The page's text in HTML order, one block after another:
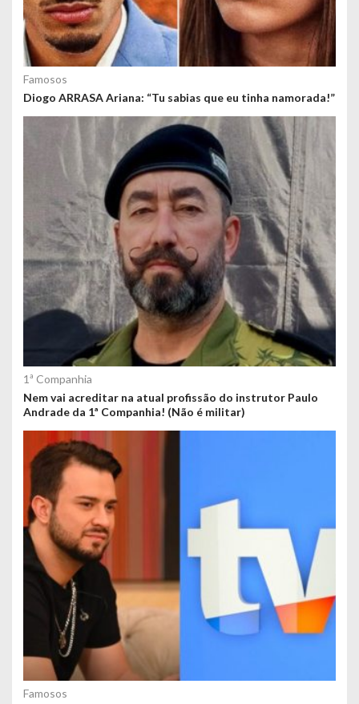
Famosos
Diogo ARRASA Ariana: “Tu sabias que eu tinha namorada!”
1ª Companhia
Nem vai acreditar na atual profissão do instrutor Paulo
Andrade da 1ª Companhia! (Não é militar)
Famosos